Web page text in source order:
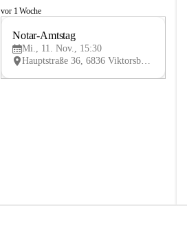
V
vor 1 Woche
V
Notar-Amtstag
Mi., 11. Nov., 15:30
Hauptstraße 36, 6836 Viktorsberg, AUT